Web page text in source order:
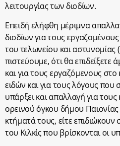
λειτουργίας των διοδίων.
Επειδή ελήφθη μέριμνα
διοδίων για τους
του τελωνείου και αστυνομίας
πιστεύουμε, ότι θα επιδείξετε
και για τους εργαζόμενους
ειδών και για τους λόγους
υπάρξει και απαλλαγή για
ορεινού όγκου δήμου
κτήματά τους, είτε
του Κιλκίς που βρίσκονται οι